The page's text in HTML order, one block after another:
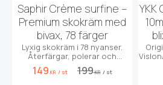
Saphir Crème surfine –
Premium skokräm med
bivax, 78 färger
Lyxig skokräm i 78 nyanser.
Återfärgar, polerar och
impregnerar med 32% bivax.
149 KR / st 199KR / st
YKK